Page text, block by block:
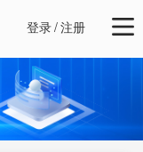
登录/注册